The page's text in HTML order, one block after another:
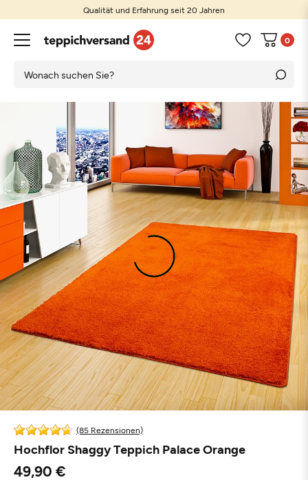
Qualität und Erfahrung seit 20 Jahren
0
(85 Rezensionen)
Hochflor Shaggy Teppich Palace Orange
49,90 €